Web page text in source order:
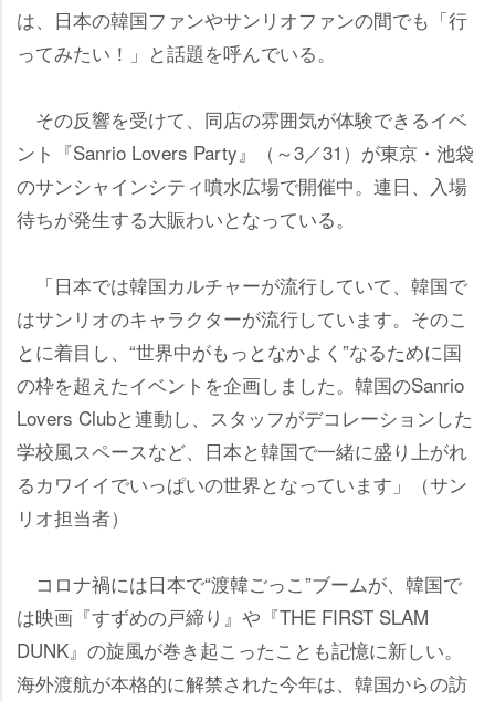
は、日本の韓国ファンやサンリオファンの間でも「行
ってみたい！」と話題を呼んでいる。
その反響を受けて、同店の雰囲気が体験できるイベ
ント『Sanrio Lovers Party』（～3／31）が東京・池袋
のサンシャインシティ噴水広場で開催中。連日、入場
待ちが発生する大賑わいとなっている。
「日本では韓国カルチャーが流行していて、韓国で
はサンリオのキャラクターが流行しています。そのこ
とに着目し、“世界中がもっとなかよく”なるために国
の枠を超えたイベントを企画しました。韓国のSanrio
Lovers Clubと連動し、スタッフがデコレーションした
学校風スペースなど、日本と韓国で一緒に盛り上がれ
るカワイイでいっぱいの世界となっています」（サン
リオ担当者）
コロナ禍には日本で“渡韓ごっこ”ブームが、韓国で
は映画『すずめの戸締り』や『THE FIRST SLAM
DUNK』の旋風が巻き起こったことも記憶に新しい。
海外渡航が本格的に解禁された今年は、韓国からの訪